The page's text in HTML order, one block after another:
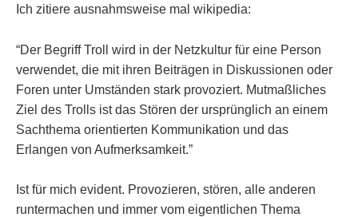
Ich zitiere ausnahmsweise mal wikipedia:
“Der Begriff Troll wird in der Netzkultur für eine Person
verwendet, die mit ihren Beiträgen in Diskussionen oder
Foren unter Umständen stark provoziert. Mutmaßliches
Ziel des Trolls ist das Stören der ursprünglich an einem
Sachthema orientierten Kommunikation und das
Erlangen von Aufmerksamkeit.”
Ist für mich evident. Provozieren, stören, alle anderen
runtermachen und immer vom eigentlichen Thema